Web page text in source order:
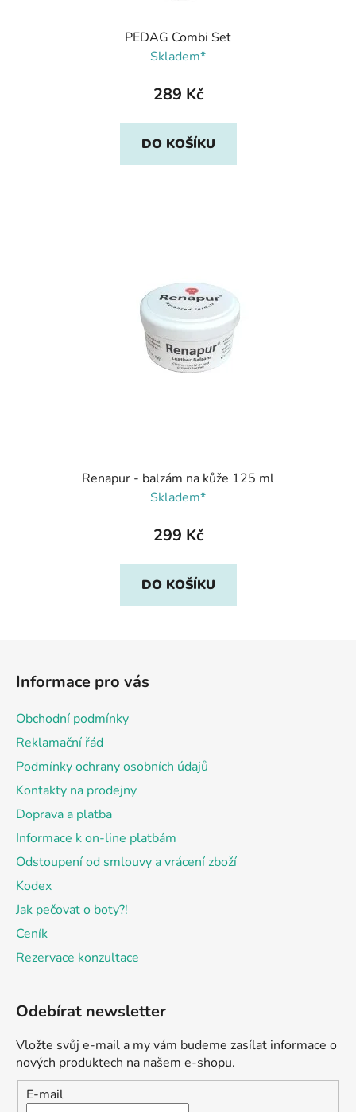
PEDAG Combi Set
Skladem*
289 Kč
DO KOŠÍKU
Renapur - balzám na kůže 125 ml
Skladem*
299 Kč
DO KOŠÍKU
Informace pro vás
Obchodní podmínky
Reklamační řád
Podmínky ochrany osobních údajů
Kontakty na prodejny
Doprava a platba
Informace k on-line platbám
Odstoupení od smlouvy a vrácení zboží
Kodex
Jak pečovat o boty?!
Ceník
Rezervace konzultace
Odebírat newsletter
Vložte svůj e-mail a my vám budeme zasílat informace o
nových produktech na našem e-shopu.
E-mail